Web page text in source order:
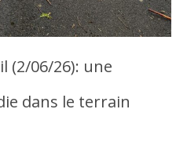
(2/06/26): une
dans le terrain